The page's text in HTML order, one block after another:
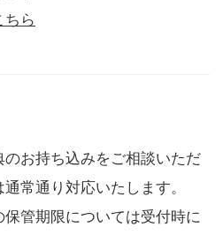
ちら
お持ち込みをご相談いただ
常通り対応いたします。
管期限については受付時に